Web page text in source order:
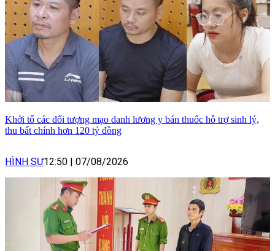
Khởi tố các đối tượng mạo danh lương y bán thuốc hỗ trợ sinh lý,
thu bất chính hơn 120 tỷ đồng
HÌNH SỰ12:50 07/08/2026